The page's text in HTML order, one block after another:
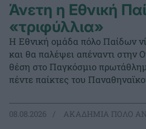
Άνετη η Εθνική
«τριφύλλια»
Η Εθνική ομάδα πόλο Παίδων
και θα παλέψει απέναντι στην
θέση στο Παγκόσμιο
πέντε παίκτες του
08.08.2026 ΑΚΑΔΗΜΙΑ ΠΟΛΟ